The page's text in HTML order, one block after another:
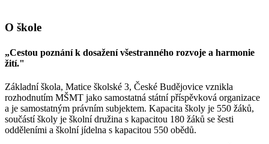
O škole
„Cestou poznání k dosažení všestranného rozvoje a harmonie
žití."
Základní škola, Matice školské 3, České Budějovice vznikla
rozhodnutím MŠMT jako samostatná státní příspěvková organizace
a je samostatným právním subjektem. Kapacita školy je 550 žáků,
součástí školy je školní družina s kapacitou 180 žáků se šesti
odděleními a školní jídelna s kapacitou 550 obědů.